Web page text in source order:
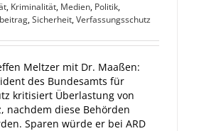
, Kriminalität, Medien, Politik,
,Sicherheit,Verfassungsschutz
Meltzer mit Dr. Maaßen:
des Bundesamts für
kritisiert Überlastung von
nachdem diese Behörden
Sparen würde er bei ARD